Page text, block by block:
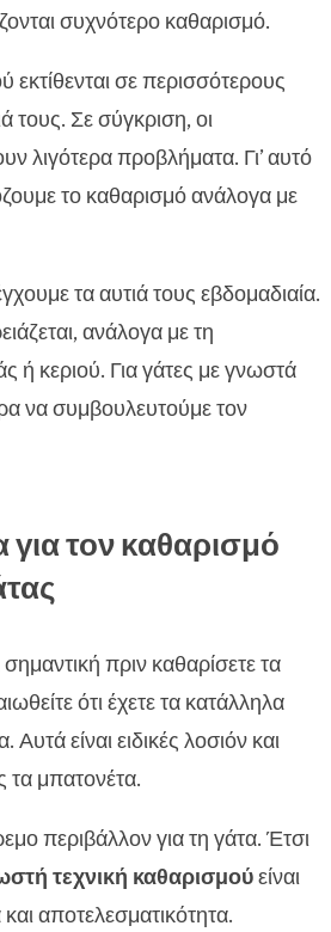
συχνότερο καθαρισμό.
εκτίθενται σε περισσότερους
τους. Σε σύγκριση, οι
λιγότερα προβλήματα. Γι’ αυτό
το καθαρισμό ανάλογα με
τα αυτιά τους εβδομαδιαία.
ανάλογα με τη
κεριού. Για γάτες με γνωστά
να συμβουλευτούμε τον
για τον καθαρισμό
πριν καθαρίσετε τα
ότι έχετε τα κατάλληλα
Αυτά είναι ειδικές λοσιόν και
τα μπατονέτα.
περιβάλλον για τη γάτα. Έτσι
τεχνική καθαρισμούείναι
αποτελεσματικότητα.